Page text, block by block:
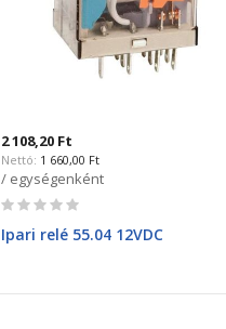
2 108,20 Ft
1 660,00 Ft
/ egységenként
Rating:
Ipari relé 55.04 12VDC